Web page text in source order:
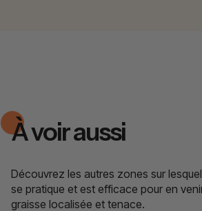
À voir aussi
Découvrez les autres zones sur
se pratique et est efficace pour en
graisse localisée et tenace.